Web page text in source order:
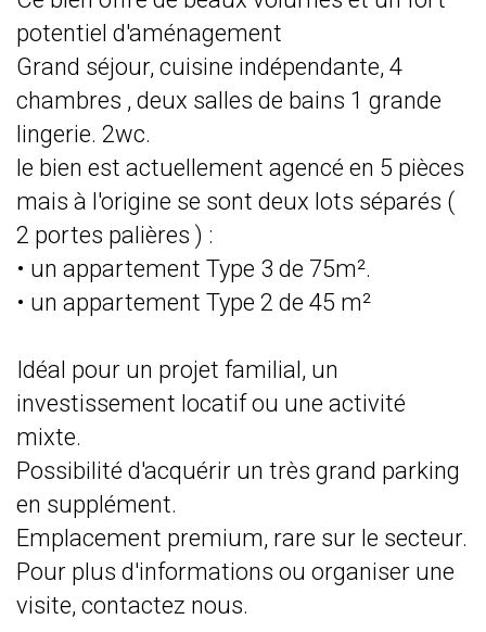
potentiel d'aménagement
Grand séjour, cuisine indépendante, 4
chambres , deux salles de bains 1 grande
lingerie. 2wc.
le bien est actuellement agencé en 5 pièces
mais à l'origine se sont deux lots séparés (
2 portes palières ) :
• un appartement Type 3 de 75m².
• un appartement Type 2 de 45 m²
Idéal pour un projet familial, un
investissement locatif ou une activité
mixte.
Possibilité d'acquérir un très grand parking
en supplément.
Emplacement premium, rare sur le secteur.
Pour plus d'informations ou organiser une
visite, contactez nous.